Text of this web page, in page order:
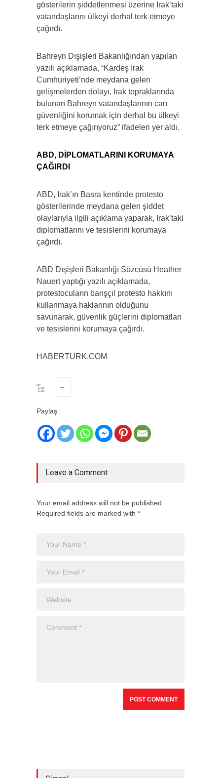
gösterilerin şiddetlenmesi üzerine Irak’taki
vatandaşlarını ülkeyi derhal terk etmeye
çağırdı.
Bahreyn Dışişleri Bakanlığından yapılan
yazılı açıklamada, “Kardeş Irak
Cumhuriyeti’nde meydana gelen
gelişmelerden dolayı, Irak topraklarında
bulunan Bahreyn vatandaşlarının can
güvenliğini korumak için derhal bu ülkeyi
terk etmeye çağırıyoruz” ifadeleri yer aldı.
ABD, DİPLOMATLARINI KORUMAYA
ÇAĞIRDI
ABD, Irak’ın Basra kentinde protesto
gösterilerinde meydana gelen şiddet
olaylarıyla ilgili açıklama yaparak, Irak’taki
diplomatlarını ve tesislerini korumaya
çağırdı.
ABD Dışişleri Bakanlığı Sözcüsü Heather
Nauert yaptığı yazılı açıklamada,
protestocuların barışçıl protesto hakkını
kullanmaya haklarının olduğunu
savunarak, güvenlik güçlerini diplomatları
ve tesislerini korumaya çağırdı.
HABERTURK.COM
--
Paylaş :
Leave a Comment
Your email address will not be published.
Required fields are marked with *